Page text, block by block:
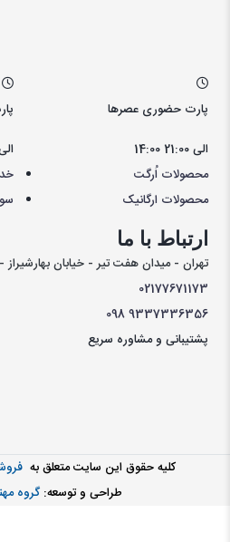
10:00 الی
پارت حضوری عصرها
14:00 الی 21:00
محصولات اُرگت
محصولات ارگانیک
ارتباط با ما
تهران - میدان هفت تیر - خیابان بهارشیراز -
02177671173
0989337336356
پشتیبانی و مشاوره سریع
کليه حقوق اين سايت متعلق به
طراحی و توسعه: گروه